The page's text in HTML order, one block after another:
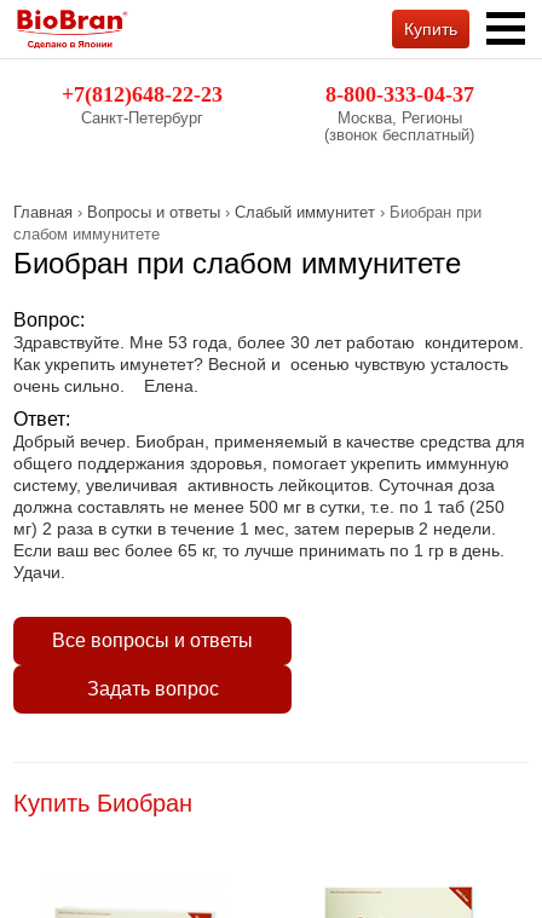
+7(812)648-22-23
Санкт-Петербург
8-800-333-04-37
Москва, Регионы
(звонок бесплатный)
Купить
Главная › Вопросы и ответы ›Слабый иммунитет › Биобран при
слабом иммунитете
Биобран при слабом иммунитете
Вопрос:
Здравствуйте. Мне 53 года, более 30 лет работаю кондитером.
Как укрепить имунетет? Весной и осенью чувствую усталость
очень сильно. Елена.
Ответ:
Добрый вечер. Биобран, применяемый в качестве средства для
общего поддержания здоровья, помогает укрепить иммунную
систему, увеличивая активность лейкоцитов. Суточная доза
должна составлять не менее 500 мг в сутки, т.е. по 1 таб (250
мг) 2 раза в сутки в течение 1 мес, затем перерыв 2 недели.
Если ваш вес более 65 кг, то лучше принимать по 1 гр в день.
Удачи.
Все вопросы и ответы
Задать вопрос
Купить Биобран